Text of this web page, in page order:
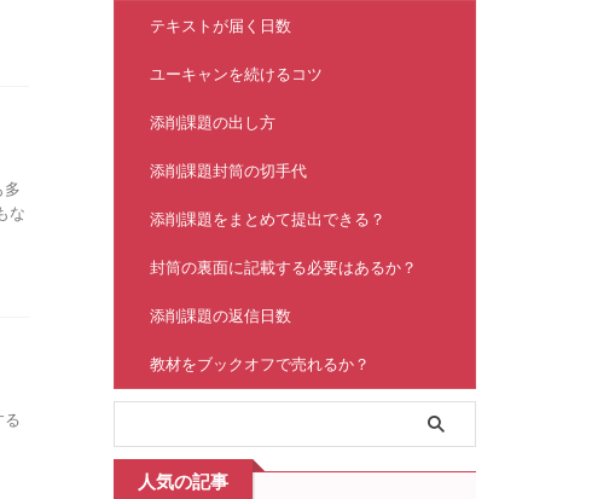
多
な
る
テキストが届く日数
ユーキャンを続けるコツ
添削課題の出し方
添削課題封筒の切手代
添削課題をまとめて提出できる？
封筒の裏面に記載する必要はあるか？
添削課題の返信日数
教材をブックオフで売れるか？
人気の記事